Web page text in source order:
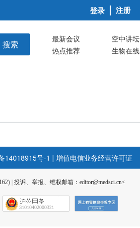
登录 注册
搜索 最新会议
空中讲坛
热点推荐
生物在线
14018915号-1 | 增值电信业务经营许可证
投诉、举报、维权邮箱：editor@medsci.cn<
31010402000321